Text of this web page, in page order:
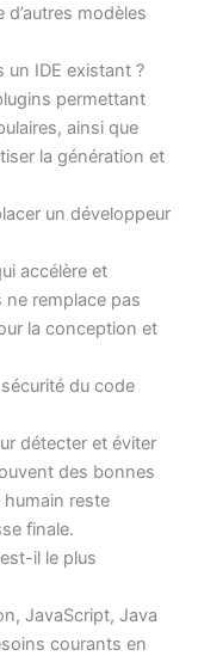
modèles
un IDE existant ?
permettant
ainsi que
la génération et
un développeur
accélère et
ne remplace pas
la conception et
du code
détecter et éviter
des bonnes
reste
finale.
il le plus
JavaScript, Java
courants en